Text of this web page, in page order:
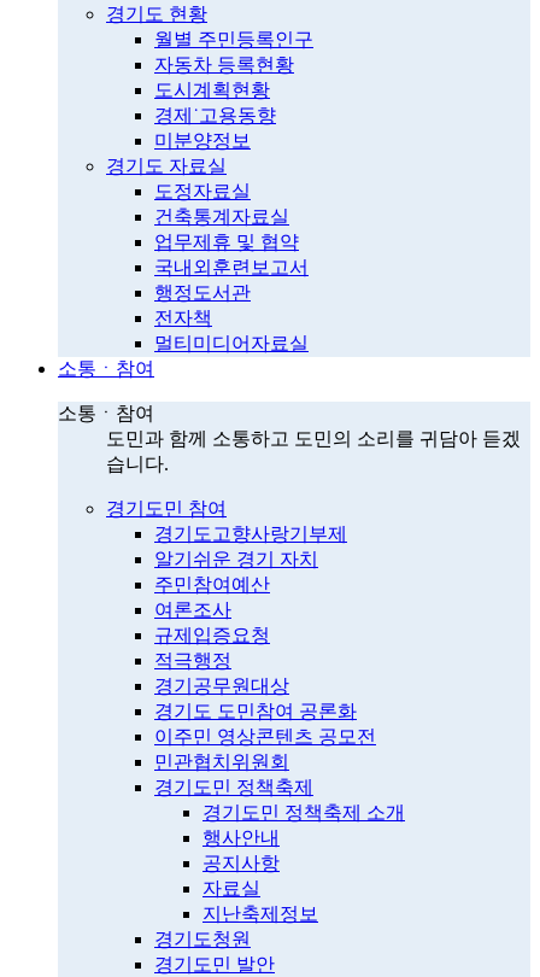
경기도 현황
월별 주민등록인구
자동차 등록현황
도시계획현황
경제˙고용동향
미분양정보
경기도 자료실
도정자료실
건축통계자료실
업무제휴 및 협약
국내외훈련보고서
행정도서관
전자책
멀티미디어자료실
소통ㆍ참여
소통ㆍ참여
도민과 함께 소통하고 도민의 소리를 귀담아 듣겠
습니다.
경기도민 참여
경기도고향사랑기부제
알기쉬운 경기 자치
주민참여예산
여론조사
규제입증요청
적극행정
경기공무원대상
경기도 도민참여 공론화
이주민 영상콘텐츠 공모전
민관협치위원회
경기도민 정책축제
경기도민 정책축제 소개
행사안내
공지사항
자료실
지난축제정보
경기도청원
경기도민 발안